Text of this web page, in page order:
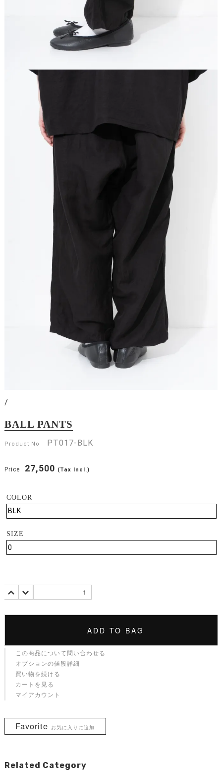
/
BALL PANTS
Product No PT017-BLK
Price 27,500 (Tax Incl.)
COLOR
SIZE
ADD TO BAG
この商品について問い合わせる
オプションの値段詳細
買い物を続ける
カートを見る
マイアカウント
Favorite お気に入りに追加
Related Category